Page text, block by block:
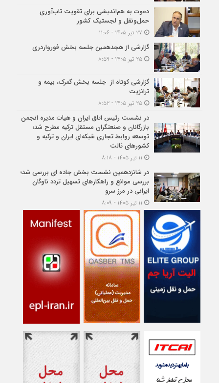
دعوت به هم‌اندیشی برای تقویت تاب‌آوری
حمل‌ونقل و لجستیک کشور
گزارشی از هجدهمین جلسه بخش فورواردری
۲۵ تیر ۱۴۰۵ - ۸:۵۹
گزارشی کوتاه از جلسه بخش گمرک، بیمه و
ترانزیت
۲۵ تیر ۱۴۰۵ - ۸:۵۲
در نشست رئیس اتاق ایران و هیات مدیره انجمن
بازرگانان و صنعتگران مستقل ترکیه مطرح شد؛
توسعه روابط تجاری شبکه‌ای ایران و ترکیه و
کشورهای ثالث
در شانزدهمین نشست بخش جاده ای بررسی شد؛
بررسی موانع و راهکارهای تسهیل تردد ناوگان
ایرانی در مرز سرو